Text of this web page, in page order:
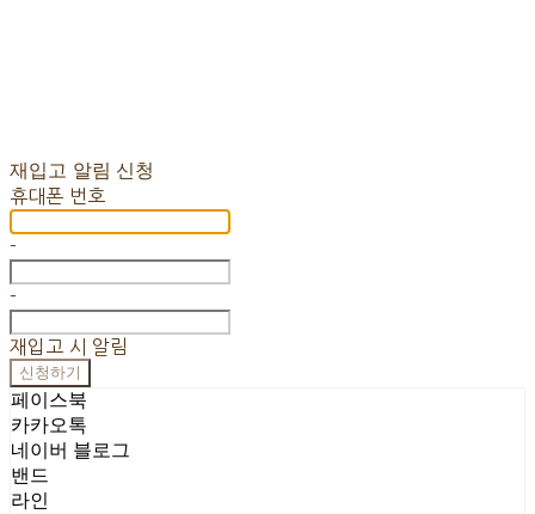
재입고 알림 신청
휴대폰 번호
-
-
재입고 시 알림
신청하기
페이스북
카카오톡
네이버 블로그
밴드
라인